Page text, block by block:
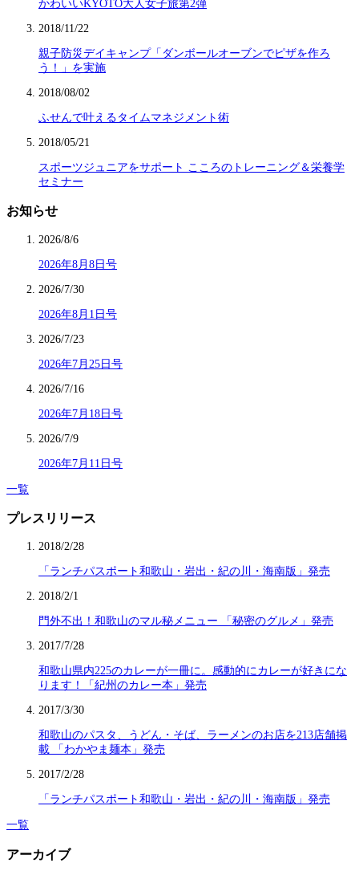
かわいいKYOTO大人女子旅第2弾
2018/11/22
親子防災デイキャンプ「ダンボールオーブンでピザを作ろ
う！」を実施
2018/08/02
ふせんで叶えるタイムマネジメント術
2018/05/21
スポーツジュニアをサポート こころのトレーニング＆栄養学
セミナー
お知らせ
2026/8/6
2026年8月8日号
2026/7/30
2026年8月1日号
2026/7/23
2026年7月25日号
2026/7/16
2026年7月18日号
2026/7/9
2026年7月11日号
一覧
プレスリリース
2018/2/28
「ランチパスポート和歌山・岩出・紀の川・海南版」発売
2018/2/1
門外不出！和歌山のマル秘メニュー 「秘密のグルメ」発売
2017/7/28
和歌山県内225のカレーが一冊に。感動的にカレーが好きにな
ります！「紀州のカレー本」発売
2017/3/30
和歌山のパスタ、うどん・そば、ラーメンのお店を213店舗掲
載 「わかやま麺本」発売
2017/2/28
「ランチパスポート和歌山・岩出・紀の川・海南版」発売
一覧
アーカイブ